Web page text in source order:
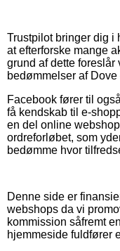
Trustpilot bringer dig i
at efterforske mange
grund af dette
bedømmelser af
Facebook fører til
få kendskab til e-
en del online
ordreforløbet, som
bedømme hvor
Denne side er
webshops da vi
kommission såfremt
hjemmeside fuldfører